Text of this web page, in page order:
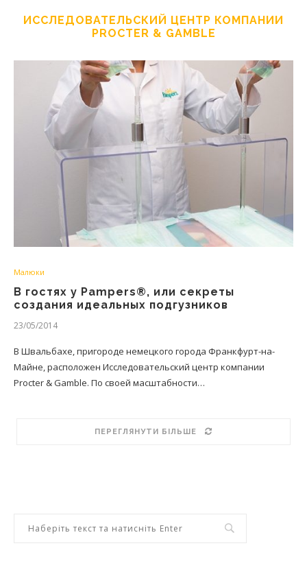
ИССЛЕДОВАТЕЛЬСКИЙ ЦЕНТР КОМПАНИИ
PROCTER & GAMBLE
Малюки
В гостях у Pampers®, или секреты
создания идеальных подгузников
23/05/2014
В Швальбахе, пригороде немецкого города Франкфурт-на-
Майне, расположен Исследовательский центр компании
Procter & Gamble. По своей масштабности…
ПЕРЕГЛЯНУТИ БІЛЬШЕ